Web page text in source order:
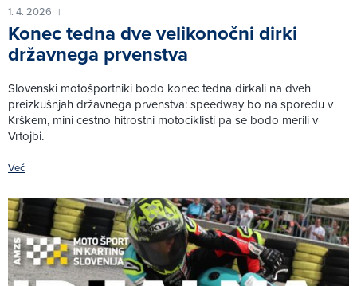
1. 4. 2026 |
Konec tedna dve velikonočni dirki
državnega prvenstva
Slovenski motošportniki bodo konec tedna dirkali na dveh
preizkušnjah državnega prvenstva: speedway bo na sporedu v
Krškem, mini cestno hitrostni motociklisti pa se bodo merili v
Vrtojbi.
Več